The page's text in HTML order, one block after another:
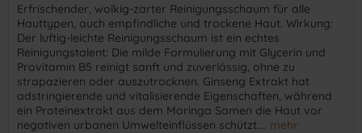
​Erfrischender, wolkig-zarter Reinigungsschaum für alle
Hauttypen, auch empfindliche und trockene Haut. Wirkung:
Der luftig-leichte Reinigungsschaum ist ein echtes
Reinigungstalent: Die milde Formulierung mit Glycerin und
Provitamin B5 reinigt sanft und zuverlässig, ohne zu
strapazieren oder auszutrocknen. Ginseng Extrakt hat
adstringierende und vitalisierende Eigenschaften, während
ein Proteinextrakt aus dem Moringa Samen die Haut vor
negativen urbanen Umwelteinflüssen schützt.... mehr